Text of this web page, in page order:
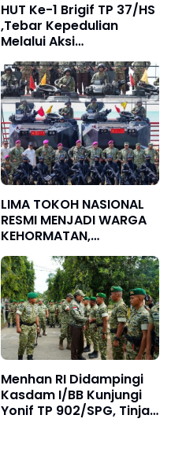
HUT Ke-1 Brigif TP 37/HS
,Tebar Kepedulian
Melalui Aksi
Sosial,Setetes Darah
Menjadi Harapan Hidup
Bagi Yang
Membutuhkan
LIMA TOKOH NASIONAL
RESMI MENJADI WARGA
KEHORMATAN,
KOMITMEN PENGUATAN
KORPS MARINIR SEMAKIN
SOLID
Menhan RI Didampingi
Kasdam I/BB Kunjungi
Yonif TP 902/SPG, Tinjau